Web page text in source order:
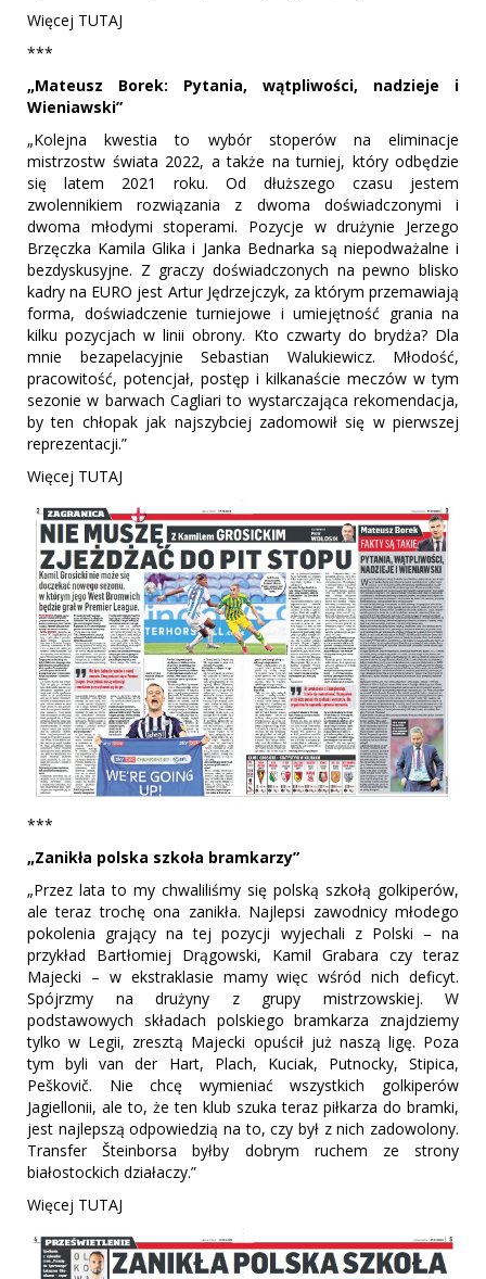
Więcej TUTAJ
***
„Mateusz Borek: Pytania, wątpliwości, nadzieje i
Wieniawski”
„Kolejna kwestia to wybór stoperów na eliminacje
mistrzostw świata 2022, a także na turniej, który odbędzie
się latem 2021 roku. Od dłuższego czasu jestem
zwolennikiem rozwiązania z dwoma doświadczonymi i
dwoma młodymi stoperami. Pozycje w drużynie Jerzego
Brzęczka Kamila Glika i Janka Bednarka są niepodważalne i
bezdyskusyjne. Z graczy doświadczonych na pewno blisko
kadry na EURO jest Artur Jędrzejczyk, za którym przemawiają
forma, doświadczenie turniejowe i umiejętność grania na
kilku pozycjach w linii obrony. Kto czwarty do brydża? Dla
mnie bezapelacyjnie Sebastian Walukiewicz. Młodość,
pracowitość, potencjał, postęp i kilkanaście meczów w tym
sezonie w barwach Cagliari to wystarczająca rekomendacja,
by ten chłopak jak najszybciej zadomowił się w pierwszej
reprezentacji.”
Więcej TUTAJ
***
„Zanikła polska szkoła bramkarzy”
„Przez lata to my chwaliliśmy się polską szkołą golkiperów,
ale teraz trochę ona zanikła. Najlepsi zawodnicy młodego
pokolenia grający na tej pozycji wyjechali z Polski – na
przykład Bartłomiej Drągowski, Kamil Grabara czy teraz
Majecki – w ekstraklasie mamy więc wśród nich deficyt.
Spójrzmy na drużyny z grupy mistrzowskiej. W
podstawowych składach polskiego bramkarza znajdziemy
tylko w Legii, zresztą Majecki opuścił już naszą ligę. Poza
tym byli van der Hart, Plach, Kuciak, Putnocky, Stipica,
Peškovič. Nie chcę wymieniać wszystkich golkiperów
Jagiellonii, ale to, że ten klub szuka teraz piłkarza do bramki,
jest najlepszą odpowiedzią na to, czy był z nich zadowolony.
Transfer Šteinborsa byłby dobrym ruchem ze strony
białostockich działaczy.”
Więcej TUTAJ